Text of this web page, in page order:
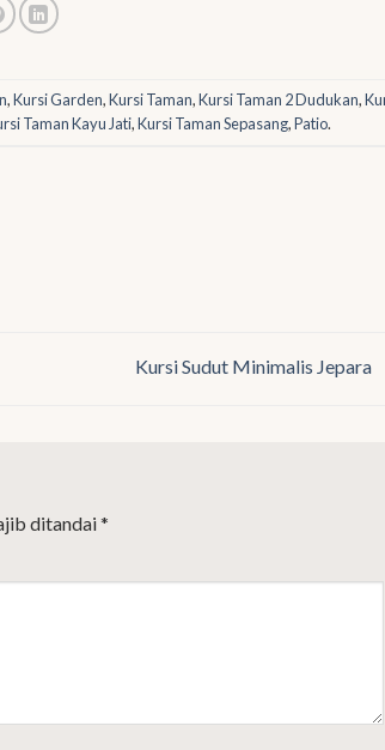
,Kursi Garden,Kursi Taman,Kursi Taman 2 Dudukan,
Taman Kayu Jati,Kursi Taman Sepasang,Patio.
Kursi Sudut Minimalis Jepara
ditandai*